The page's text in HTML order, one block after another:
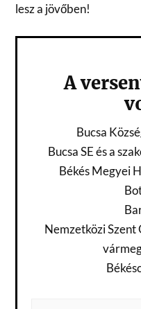
lesz a jövőben!
A
Bucsa
Bucsa SE és a
Békés Megyei
Nemzetközi Szent